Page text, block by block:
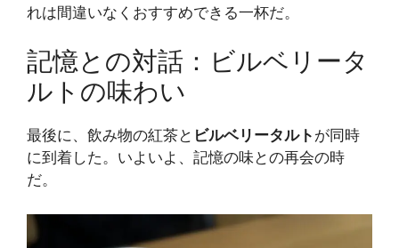
れは間違いなくおすすめできる一杯だ。
記憶との対話：ビルベリータ
ルトの味わい
最後に、飲み物の紅茶と ビルベリータルト が同時
に到着した。いよいよ、記憶の味との再会の時
だ。